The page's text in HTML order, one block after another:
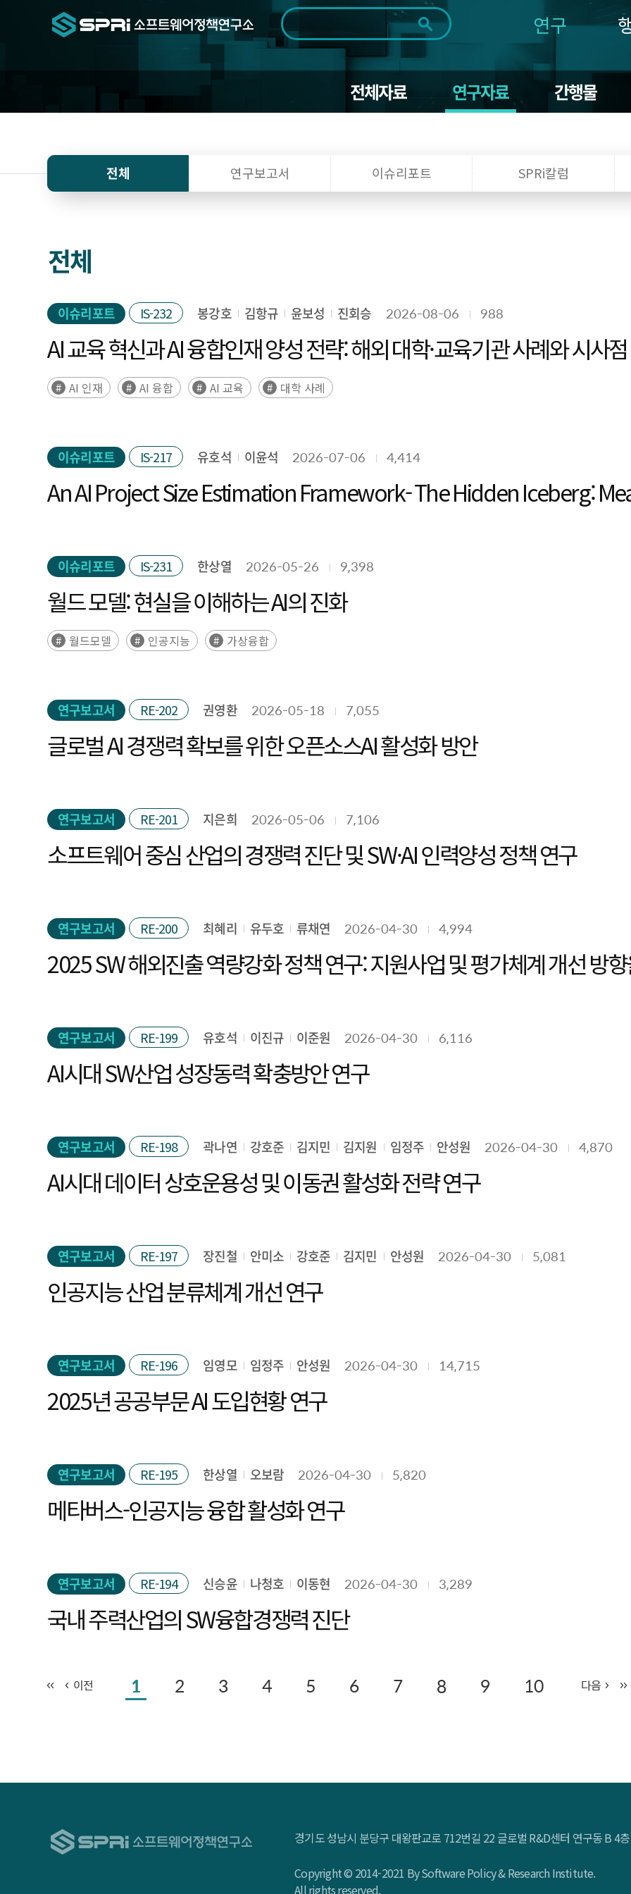
검색범위 전체
기간 전체 1일 1주 1개월 3개월 1년
~
연구
전체자료 연구자료 간행물
구
전체 연구보고서 이슈리포트 SPRi칼럼
전체
이슈리포트 IS-232 봉강호 김항규 윤보성 진회승 2026-08-06 988
AI 교육 혁신과 AI 융합인재 양성 전략: 해외 대학·교육기관 사례와 시사점
AI 인재 AI 융합 AI 교육 대학 사례
이슈리포트 IS-217 유호석 이윤석 2026-07-06 4,414
An AI Project Size Estimation Framework- The Hidden Iceberg:
이슈리포트 IS-231 한상열 2026-05-26 9,398
월드 모델: 현실을 이해하는 AI의 진화
월드모델 인공지능 가상융합
연구보고서 RE-202 권영환 2026-05-18 7,055
글로벌 AI 경쟁력 확보를 위한 오픈소스AI 활성화 방안
연구보고서 RE-201 지은희 2026-05-06 7,106
소프트웨어 중심 산업의 경쟁력 진단 및 SW·AI 인력양성 정책 연구
연구보고서 RE-200 최혜리 유두호 류채연 2026-04-30 4,994
연구보고서 RE-199 유호석 이진규 이준원 2026-04-30 6,116
AI시대 SW산업 성장동력 확충방안 연구
연구보고서 RE-198 곽나연 강호준 김지민 김지원 임정주 안성원 2026-04-30 4,870
AI시대 데이터 상호운용성 및 이동권 활성화 전략 연구
연구보고서 RE-197 장진철 안미소 강호준 김지민 안성원 2026-04-30 5,081
인공지능 산업 분류체계 개선 연구
연구보고서 RE-196 임영모 임정주 안성원 2026-04-30 14,715
2025년 공공부문 AI 도입현황 연구
연구보고서 RE-195 한상열 오보람 2026-04-30 5,820
메타버스-인공지능 융합 활성화 연구
연구보고서 RE-194 신승윤 나청호 이동현 2026-04-30 3,289
국내 주력산업의 SW융합경쟁력 진단
이전 1 2 3 4 5 6 7 8 9 10 다음
경기도 성남시 분당구 대왕판교로 712번길 22 글로벌 R&D센터 연구동 B
Copyright © 2014-2021 By Software Policy & Research Institute.
All rights reserved.